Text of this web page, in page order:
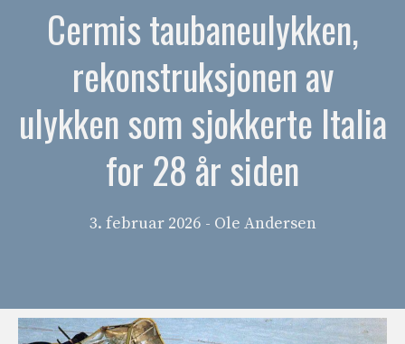
Cermis taubaneulykken,
rekonstruksjonen av
ulykken som sjokkerte Italia
for 28 år siden
3. februar 2026 - Ole Andersen